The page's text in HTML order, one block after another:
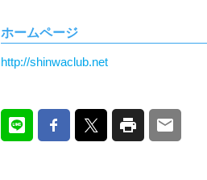
ホームページ
http://shinwaclub.net